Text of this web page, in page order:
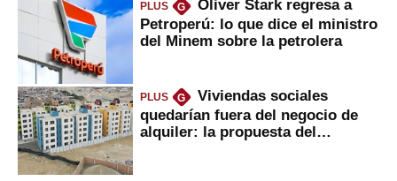
PLUS G
Oliver Stark regresa a
Petroperú: lo que dice el ministro
del Minem sobre la petrolera
PLUS G
Viviendas sociales
quedarían fuera del negocio de
alquiler: la propuesta del